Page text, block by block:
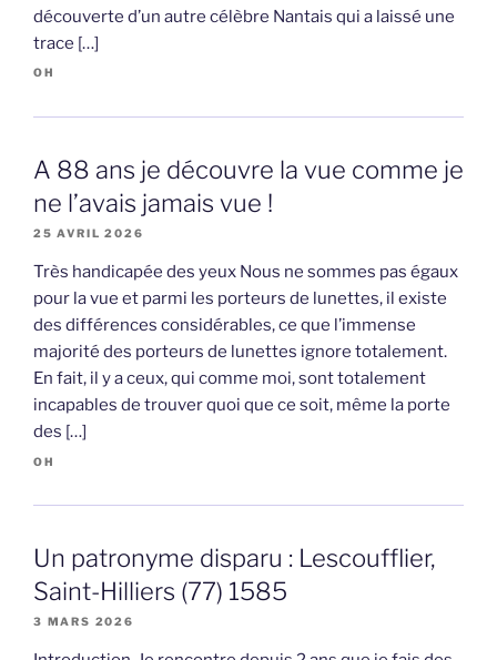
découverte d’un autre célèbre Nantais qui a laissé une
trace […]
OH
A 88 ans je découvre la vue comme je
ne l’avais jamais vue !
25 AVRIL 2026
Très handicapée des yeux Nous ne sommes pas égaux
pour la vue et parmi les porteurs de lunettes, il existe
des différences considérables, ce que l’immense
majorité des porteurs de lunettes ignore totalement.
En fait, il y a ceux, qui comme moi, sont totalement
incapables de trouver quoi que ce soit, même la porte
des […]
OH
Un patronyme disparu : Lescoufflier,
Saint-Hilliers (77) 1585
3 MARS 2026